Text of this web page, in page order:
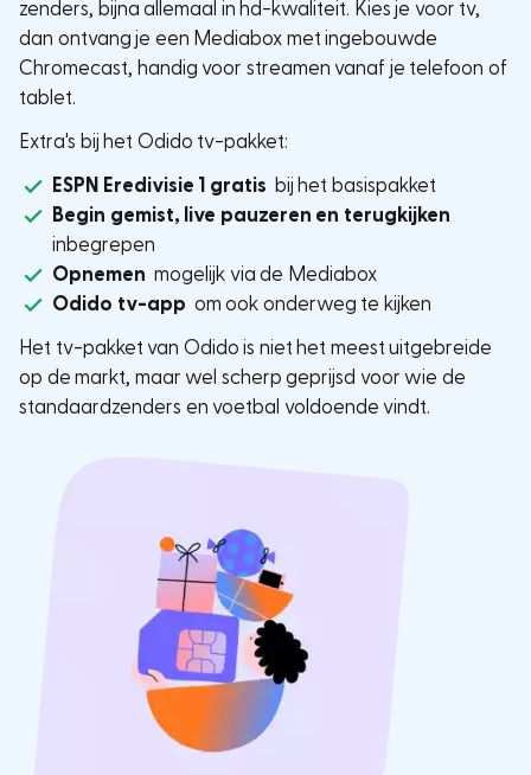
zenders, bijna allemaal in hd-kwaliteit. Kies je voor tv,
dan ontvang je een Mediabox met ingebouwde
Chromecast, handig voor streamen vanaf je telefoon of
tablet.
Extra's bij het Odido tv-pakket:
ESPN Eredivisie 1 gratis bij het basispakket
Begin gemist, live pauzeren en terugkijken
inbegrepen
Opnemen mogelijk via de Mediabox
Odido tv-app om ook onderweg te kijken
Het tv-pakket van Odido is niet het meest uitgebreide
op de markt, maar wel scherp geprijsd voor wie de
standaardzenders en voetbal voldoende vindt.